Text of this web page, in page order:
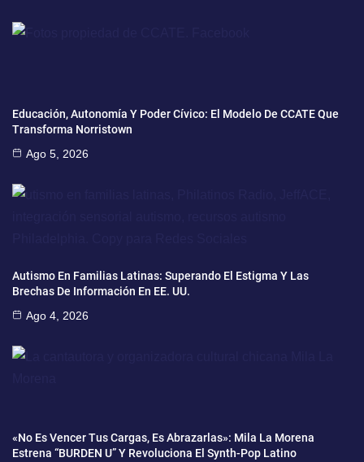
Educación, Autonomía Y Poder Cívico: El Modelo De CCATE Que
Transforma Norristown
Ago 5, 2026
Autismo En Familias Latinas: Superando El Estigma Y Las
Brechas De Información En EE. UU.
Ago 4, 2026
«No Es Vencer Tus Cargas, Es Abrazarlas»: Mila La Morena
Estrena “BURDEN U” Y Revoluciona El Synth-Pop Latino